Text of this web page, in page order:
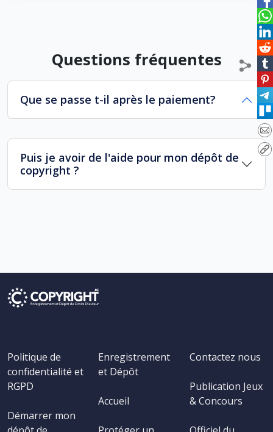
Questions fréquentes
Que se passe t-il après le paiement?
Puis je avoir de l'aide pour mon dépôt de
copyright ?
Politique de
confidentialité et
RGPD
Démarrer mon
Enregistrement
et Dépôt
Accueil
Contactez nous
Publication Jeux
& Concours